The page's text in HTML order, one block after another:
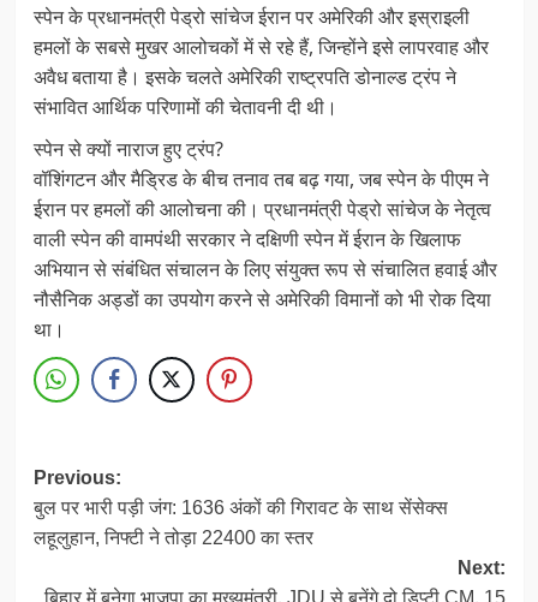
स्पेन के प्रधानमंत्री पेड्रो सांचेज ईरान पर अमेरिकी और इस्राइली
हमलों के सबसे मुखर आलोचकों में से रहे हैं, जिन्होंने इसे लापरवाह और
अवैध बताया है। इसके चलते अमेरिकी राष्ट्रपति डोनाल्ड ट्रंप ने
संभावित आर्थिक परिणामों की चेतावनी दी थी।
स्पेन से क्यों नाराज हुए ट्रंप?
वॉशिंगटन और मैड्रिड के बीच तनाव तब बढ़ गया, जब स्पेन के पीएम ने
ईरान पर हमलों की आलोचना की। प्रधानमंत्री पेड्रो सांचेज के नेतृत्व
वाली स्पेन की वामपंथी सरकार ने दक्षिणी स्पेन में ईरान के खिलाफ
अभियान से संबंधित संचालन के लिए संयुक्त रूप से संचालित हवाई और
नौसैनिक अड्डों का उपयोग करने से अमेरिकी विमानों को भी रोक दिया
था।
Post
navigation
Previous:
बुल पर भारी पड़ी जंग: 1636 अंकों की गिरावट के साथ सेंसेक्स
लहूलुहान, निफ्टी ने तोड़ा 22400 का स्तर
Next:
बिहार में बनेगा भाजपा का मुख्यमंत्री, JDU से बनेंगे दो डिप्टी CM, 15